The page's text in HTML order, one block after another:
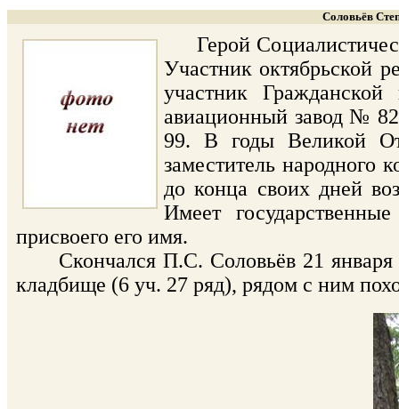
Соловьёв
Герой
Участник октябрьской
участник
авиационный завод №
99. В годы Великой
заместитель народного
до конца своих дней
Имеет
присвоего его имя.
Скончался П.С. Соловьёв 21 января
кладбище (6 уч. 27 ряд), рядом с ним